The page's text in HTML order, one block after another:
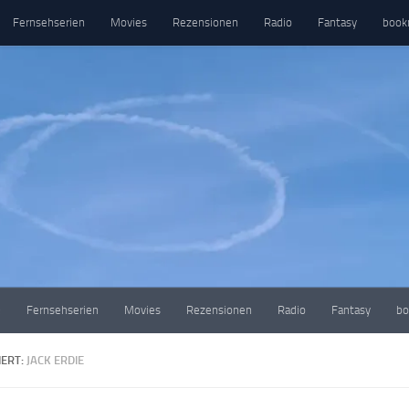
Fernsehserien Movies Rezensionen Radio Fantasy
Fernsehserien Movies Rezensionen Radio Fantasy
JACK ERDIE